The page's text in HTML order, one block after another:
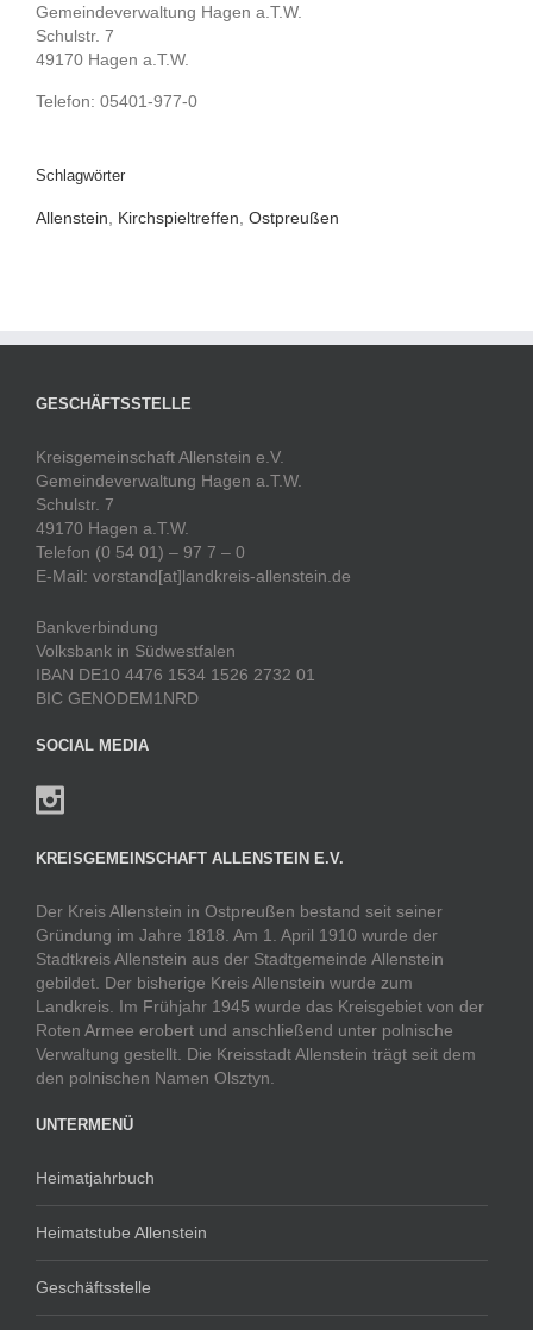
Gemeindeverwaltung Hagen a.T.W.
Schulstr. 7
49170 Hagen a.T.W.
Telefon: 05401-977-0
Schlagwörter
Allenstein Kirchspieltreffen Ostpreußen
GESCHÄFTSSTELLE
Kreisgemeinschaft Allenstein e.V.
Gemeindeverwaltung Hagen a.T.W.
Schulstr. 7
49170 Hagen a.T.W.
Telefon (0 54 01) – 97 7 – 0
E-Mail: vorstand[at]landkreis-allenstein.de
Bankverbindung
Volksbank in Südwestfalen
IBAN DE10 4476 1534 1526 2732 01
BIC GENODEM1NRD
SOCIAL MEDIA
KREISGEMEINSCHAFT ALLENSTEIN E.V.
Der Kreis Allenstein in Ostpreußen bestand seit seiner
Gründung im Jahre 1818. Am 1. April 1910 wurde der
Stadtkreis Allenstein aus der Stadtgemeinde Allenstein
gebildet. Der bisherige Kreis Allenstein wurde zum
Landkreis. Im Frühjahr 1945 wurde das Kreisgebiet von der
Roten Armee erobert und anschließend unter polnische
Verwaltung gestellt. Die Kreisstadt Allenstein trägt seit dem
den polnischen Namen Olsztyn.
UNTERMENÜ
Heimatjahrbuch
Heimatstube Allenstein
Geschäftsstelle